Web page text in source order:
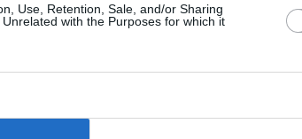
Use, Retention, Sale, and/or Sharing
with the Purposes for which it